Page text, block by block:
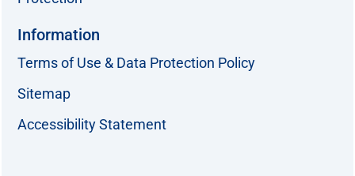
Information
Terms of Use & Data Protection Policy
Sitemap
Accessibility Statement